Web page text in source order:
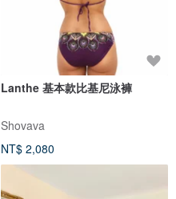
Lanthe 基本款比基尼泳褲
Shovava
NT$ 2,080